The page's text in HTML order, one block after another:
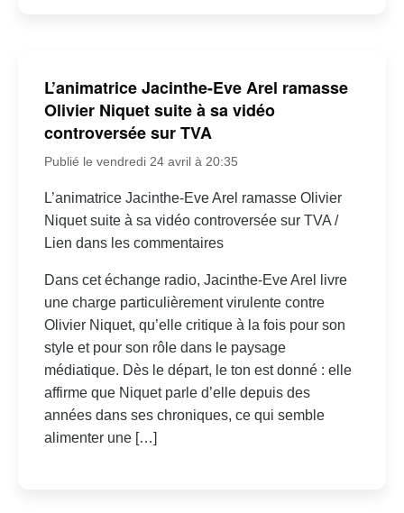
L’animatrice Jacinthe-Eve Arel ramasse
Olivier Niquet suite à sa vidéo
controversée sur TVA
Publié le vendredi 24 avril à 20:35
L’animatrice Jacinthe-Eve Arel ramasse Olivier
Niquet suite à sa vidéo controversée sur TVA /
Lien dans les commentaires
Dans cet échange radio, Jacinthe-Eve Arel livre
une charge particulièrement virulente contre
Olivier Niquet, qu’elle critique à la fois pour son
style et pour son rôle dans le paysage
médiatique. Dès le départ, le ton est donné : elle
affirme que Niquet parle d’elle depuis des
années dans ses chroniques, ce qui semble
alimenter une […]